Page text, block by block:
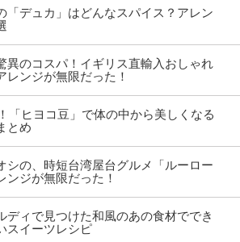
「デュカ」はどんなスパイス？アレン
異のコスパ！イギリス直輸入おしゃれ
レンジが無限だった！
「ヒヨコ豆」で体の中から美しくなる
とめ
シの、時短台湾屋台グルメ「ルーロー
ンジが無限だった！
ディで見つけた和風のあの食材ででき
スイーツレシピ